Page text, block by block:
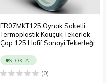
ER07MKT125 Oynak Soketli
Termoplastik Kauçuk Tekerlek
Çap:125 Hafif Sanayi Tekerleği
Polipropilen Üzeri Termoplastik
STOKTA
(0)